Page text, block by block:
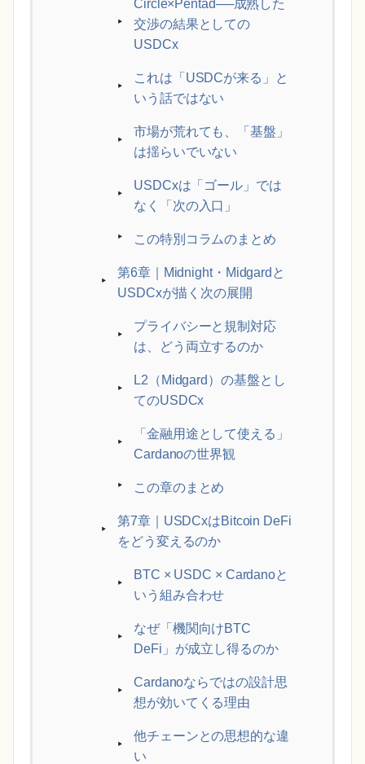
Circle×Pentad──成熟した
交渉の結果としての
USDCx
これは「USDCが来る」と
いう話ではない
市場が荒れても、「基盤」
は揺らいでいない
USDCxは「ゴール」では
なく「次の入口」
この特別コラムのまとめ
第6章｜Midnight・Midgardと
USDCxが描く次の展開
プライバシーと規制対応
は、どう両立するのか
L2（Midgard）の基盤とし
てのUSDCx
「金融用途として使える」
Cardanoの世界観
この章のまとめ
第7章｜USDCxはBitcoin DeFi
をどう変えるのか
BTC × USDC × Cardanoと
いう組み合わせ
なぜ「機関向けBTC
DeFi」が成立し得るのか
Cardanoならではの設計思
想が効いてくる理由
他チェーンとの思想的な違
い